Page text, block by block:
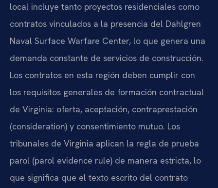
local incluye tanto proyectos residenciales como
contratos vinculados a la presencia del Dahlgren
Naval Surface Warfare Center, lo que genera una
demanda constante de servicios de construcción.
Los contratos en esta región deben cumplir con
los requisitos generales de formación contractual
de Virginia: oferta, aceptación, contraprestación
(consideration) y consentimiento mutuo. Los
tribunales de Virginia aplican la regla de prueba
parol (parol evidence rule) de manera estricta, lo
que significa que el texto escrito del contrato